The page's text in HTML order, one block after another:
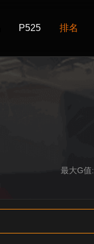
P525 排名
最大G值: